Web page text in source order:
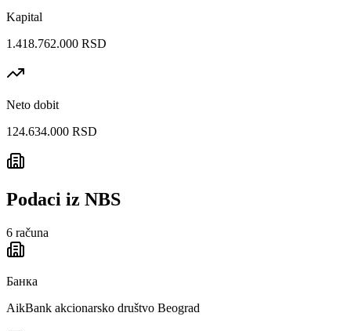
Kapital
1.418.762.000 RSD
Neto dobit
124.634.000 RSD
Podaci iz NBS
6 računa
Банка
AikBank akcionarsko društvo Beograd